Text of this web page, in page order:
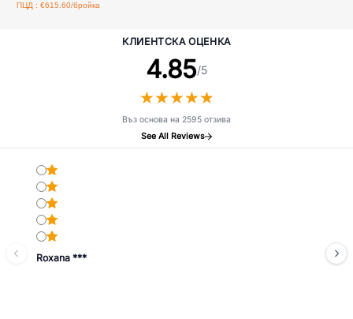
ПЦД : €615.60/бройка
КЛИЕНТСКА ОЦЕНКА
4.85/5
★★★★★
★★★★★
Въз основа на 2595 отзива
See All Reviews
Roxana ***